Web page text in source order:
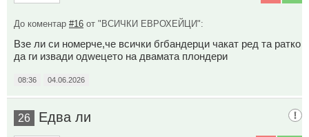
До коментар #16 от "ВСИЧКИ ЕВРОХЕЙЦИ":
Взе ли си номерче,че всички бгбандерци чакат ред та ратко
да ги извади одweцeтo на двамата плондери
08:36 04.06.2026
26 Едва ли